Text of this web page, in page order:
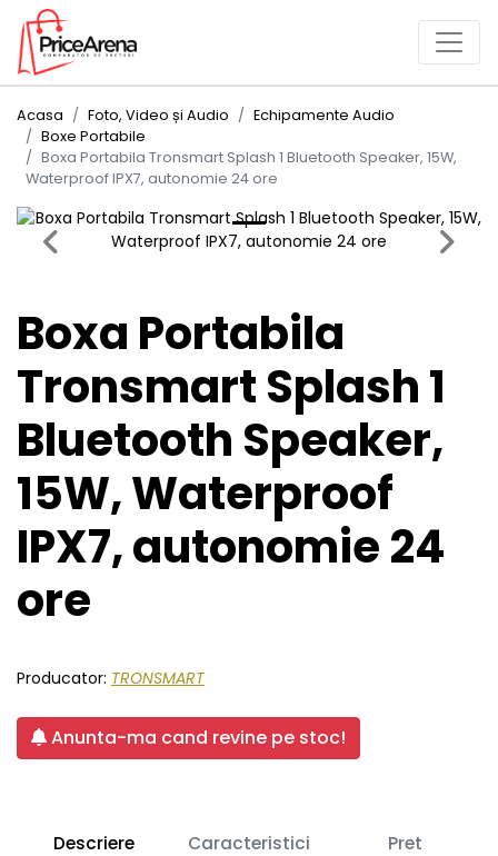
Acasa Foto, Video și Audio
Echipamente Audio
Boxe Portabile
Boxa Portabila Tronsmart Splash 1 Bluetooth Speaker, 15W,
Waterproof IPX7, autonomie 24 ore
Previous Next
Boxa Portabila
Tronsmart Splash 1
Bluetooth Speaker,
15W, Waterproof
IPX7, autonomie 24
ore
Producator: TRONSMART
Anunta-ma cand revine pe stoc!
Descriere Caracteristici Pret